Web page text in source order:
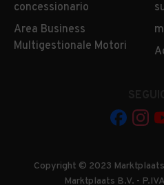
concessionario
Area Business
Multigestionale Motori
Copyright © 2023
Marktplaats B.V. -